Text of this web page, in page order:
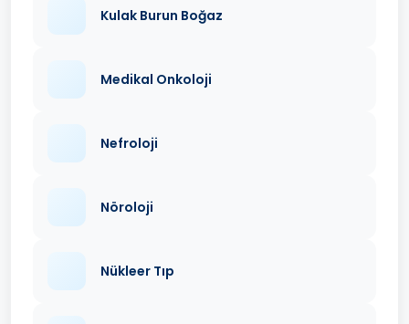
Kulak Burun Boğaz
Medikal Onkoloji
Nefroloji
Nöroloji
Nükleer Tıp